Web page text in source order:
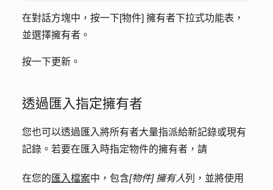
在對話方塊中，按一下[物件] 擁有者下拉式功能表，
並選擇擁有者 。
按一下更新 。
透過匯入指定擁有者
您也可以透過匯入將所有者大量指派給新記錄或現有
記錄。若要在匯入時指定物件的擁有者，請
在您的 匯入檔案中，包含[物件] 擁有人列，並將使用